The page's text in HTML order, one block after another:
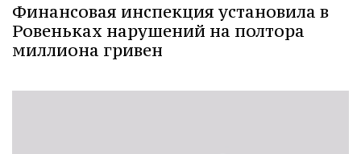
Финансовая инспекция установила в
Ровеньках нарушений на полтора
миллиона гривен